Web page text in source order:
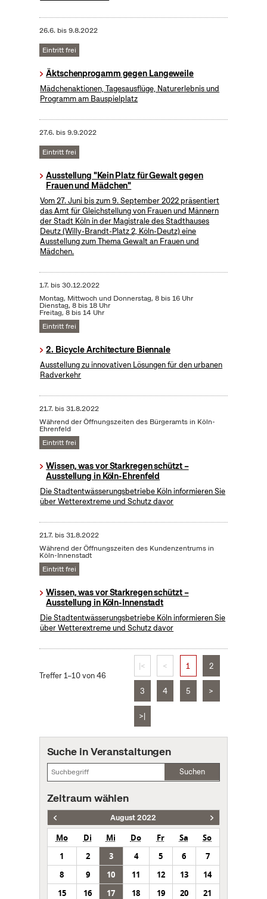
26.6. bis9.8.2022
Eintritt frei
Äktschenprogamm gegen Langeweile
Mädchenaktionen, Tagesausflüge, Naturerlebnis und
Programm am Bauspielplatz
27.6. bis9.9.2022
Eintritt frei
Ausstellung "Kein Platz für Gewalt gegen
Frauen und Mädchen"
Vom 27. Juni bis zum 9. September 2022 präsentiert
das Amt für Gleichstellung von Frauen und Männern
der Stadt Köln in der Magistrale des Stadthauses
Deutz (Willy-Brandt-Platz 2, Köln-Deutz) eine
Ausstellung zum Thema Gewalt an Frauen und
Mädchen.
1.7. bis30.12.2022
Montag, Mittwoch und Donnerstag, 8 bis 16 Uhr
Dienstag, 8 bis 18 Uhr
Freitag, 8 bis 14 Uhr
Eintritt frei
2. Bicycle Architecture Biennale
Ausstellung zu innovativen Lösungen für den urbanen
Radverkehr
21.7. bis31.8.2022
Während der Öffnungszeiten des Bürgeramts in Köln-
Ehrenfeld
Eintritt frei
Wissen, was vor Starkregen schützt –
Ausstellung in Köln-Ehrenfeld
Die Stadtentwässerungsbetriebe Köln informieren Sie
über Wetterextreme und Schutz davor
21.7. bis31.8.2022
Während der Öffnungszeiten des Kundenzentrums in
Köln-Innenstadt
Eintritt frei
Wissen, was vor Starkregen schützt –
Ausstellung in Köln-Innenstadt
Die Stadtentwässerungsbetriebe Köln informieren Sie
über Wetterextreme und Schutz davor
Treffer 1–10 von 46
|< < 1 2
3 4 5 >
>|
Suche in Veranstaltungen
Suchen
Zeitraum wählen
August 2022
Mo Di Mi Do Fr Sa
So
1
2 3 4 5 6
7
8
9 10 11 12 13
14
15
16 17 18 19 20
21